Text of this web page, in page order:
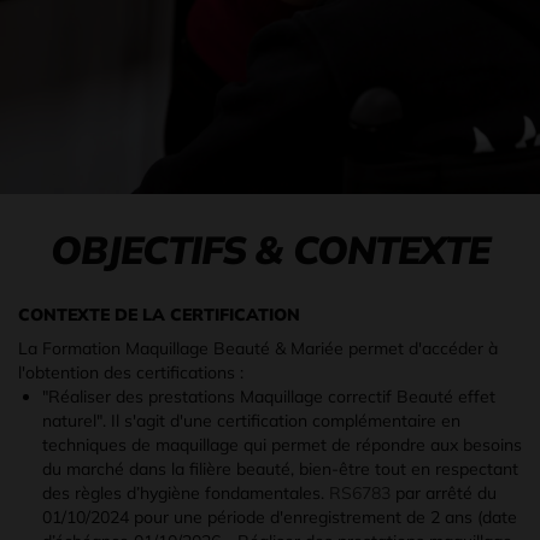
OBJECTIFS & CONTEXTE
CONTEXTE DE LA CERTIFICATION
La Formation Maquillage Beauté & Mariée permet d'accéder à
l'obtention des certifications :
"Réaliser des prestations Maquillage correctif Beauté effet
naturel". Il s'agit d'une certification complémentaire en
techniques de maquillage qui permet de répondre aux besoins
du marché dans la filière beauté, bien-être tout en respectant
des règles d’hygiène fondamentales.
par arrêté du
01/10/2024 pour une période d'enregistrement de 2 ans (date